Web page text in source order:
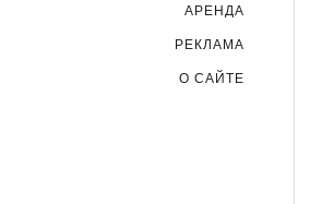
АРЕНДА
РЕКЛАМА
О САЙТЕ